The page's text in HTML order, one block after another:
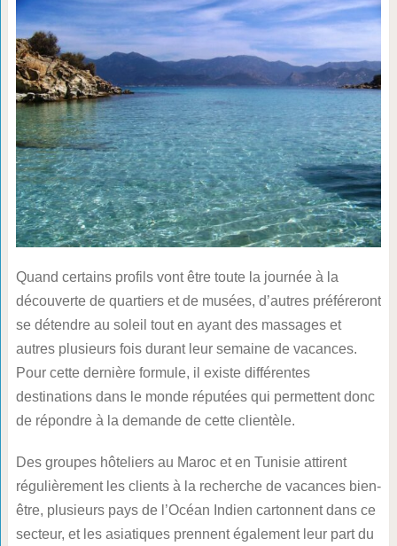
Quand certains profils vont être toute la journée à la
découverte de quartiers et de musées, d’autres préféreront
se détendre au soleil tout en ayant des massages et
autres plusieurs fois durant leur semaine de vacances.
Pour cette dernière formule, il existe différentes
destinations dans le monde réputées qui permettent donc
de répondre à la demande de cette clientèle.
Des groupes hôteliers au Maroc et en Tunisie attirent
régulièrement les clients à la recherche de vacances bien-
être, plusieurs pays de l’Océan Indien cartonnent dans ce
secteur, et les asiatiques prennent également leur part du